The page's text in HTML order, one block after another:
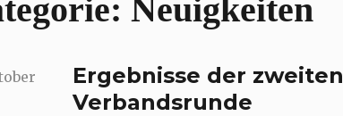
Neuigkeiten
Ergebnisse der zweiten
Verbandsrunde